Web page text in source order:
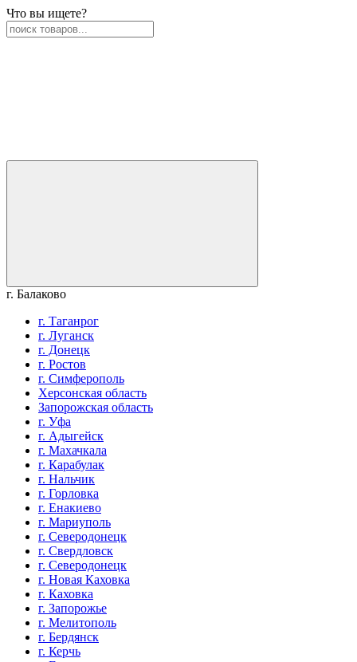
Что вы ищете?
г. Балаково
г. Таганрог
г. Луганск
г. Донецк
г. Ростов
г. Симферополь
Херсонская область
Запорожская область
г. Уфа
г. Адыгейск
г. Махачкала
г. Карабулак
г. Нальчик
г. Горловка
г. Енакиево
г. Мариуполь
г. Северодонецк
г. Свердловск
г. Северодонецк
г. Новая Каховка
г. Каховка
г. Запорожье
г. Мелитополь
г. Бердянск
г. Керчь